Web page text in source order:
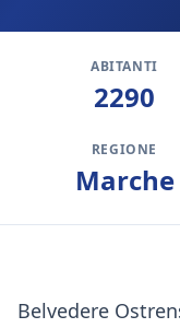
ABITANTI
2290
REGIONE
Marche
Belvedere